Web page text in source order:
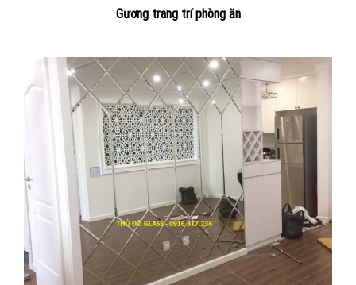
Gương trang trí phòng ăn